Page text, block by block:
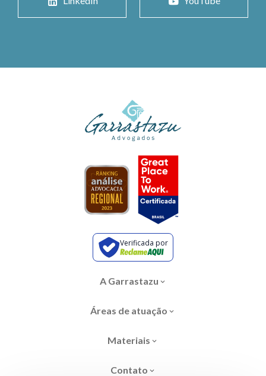
Verificada por
A Garrastazu
Áreas de atuação
Materiais
Contato